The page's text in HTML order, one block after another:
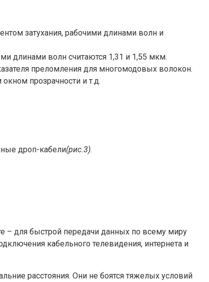
затухания, рабочими длинами волн и
длинами волн считаются 1,31 и 1,55 мкм.
преломления для многомодовых волокон.
прозрачности и т.д.
дроп-кабели(рис.3).
– для быстрой передачи данных по всему миру
кабельного телевидения, интернета и
расстояния. Они не боятся тяжелых условий